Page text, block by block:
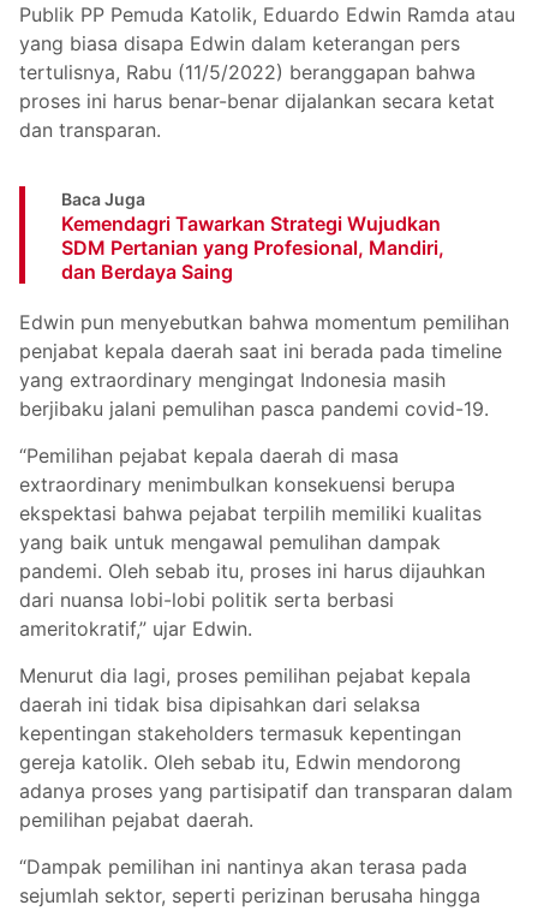
Publik PP Pemuda Katolik, Eduardo Edwin Ramda atau
yang biasa disapa Edwin dalam keterangan pers
tertulisnya, Rabu (11/5/2022) beranggapan bahwa
proses ini harus benar-benar dijalankan secara ketat
dan transparan.
Baca Juga
Kemendagri Tawarkan Strategi Wujudkan
SDM Pertanian yang Profesional, Mandiri,
dan Berdaya Saing
Edwin pun menyebutkan bahwa momentum pemilihan
penjabat kepala daerah saat ini berada pada timeline
yang extraordinary mengingat Indonesia masih
berjibaku jalani pemulihan pasca pandemi covid-19.
“Pemilihan pejabat kepala daerah di masa
extraordinary menimbulkan konsekuensi berupa
ekspektasi bahwa pejabat terpilih memiliki kualitas
yang baik untuk mengawal pemulihan dampak
pandemi. Oleh sebab itu, proses ini harus dijauhkan
dari nuansa lobi-lobi politik serta berbasi
ameritokratif,” ujar Edwin.
Menurut dia lagi, proses pemilihan pejabat kepala
daerah ini tidak bisa dipisahkan dari selaksa
kepentingan stakeholders termasuk kepentingan
gereja katolik. Oleh sebab itu, Edwin mendorong
adanya proses yang partisipatif dan transparan dalam
pemilihan pejabat daerah.
“Dampak pemilihan ini nantinya akan terasa pada
sejumlah sektor, seperti perizinan berusaha hingga